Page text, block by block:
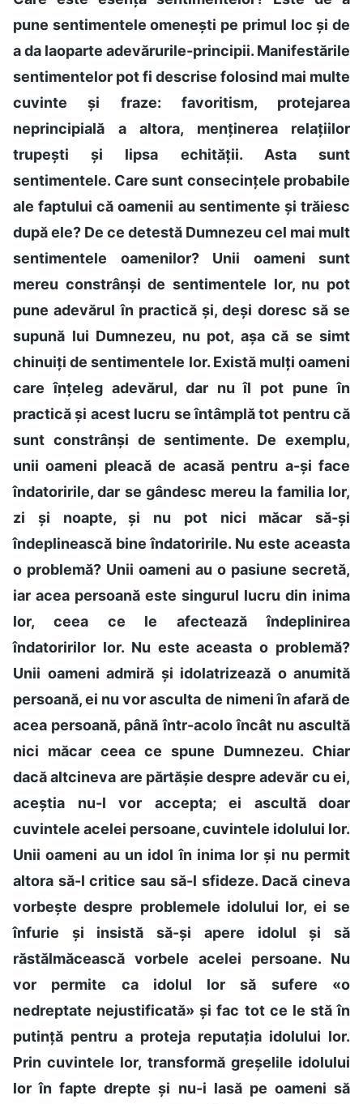
pune sentimentele omenești pe primul loc și de
a da laoparte adevărurile-principii. Manifestările
sentimentelor pot fi descrise folosind mai multe
cuvinte și fraze: favoritism, protejarea
neprincipială a altora, menținerea relațiilor
trupești și lipsa echității. Asta sunt
sentimentele. Care sunt consecințele probabile
ale faptului că oamenii au sentimente și trăiesc
după ele? De ce detestă Dumnezeu cel mai mult
sentimentele oamenilor? Unii oameni sunt
mereu constrânși de sentimentele lor, nu pot
pune adevărul în practică și, deși doresc să se
supună lui Dumnezeu, nu pot, așa că se simt
chinuiți de sentimentele lor. Există mulți oameni
care înțeleg adevărul, dar nu îl pot pune în
practică și acest lucru se întâmplă tot pentru că
sunt constrânși de sentimente. De exemplu,
unii oameni pleacă de acasă pentru a-și face
îndatoririle, dar se gândesc mereu la familia lor,
zi și noapte, și nu pot nici măcar să-și
îndeplinească bine îndatoririle. Nu este aceasta
o problemă? Unii oameni au o pasiune secretă,
iar acea persoană este singurul lucru din inima
lor, ceea ce le afectează îndeplinirea
îndatoririlor lor. Nu este aceasta o problemă?
Unii oameni admiră și idolatrizează o anumită
persoană, ei nu vor asculta de nimeni în afară de
acea persoană, până într-acolo încât nu ascultă
nici măcar ceea ce spune Dumnezeu. Chiar
dacă altcineva are părtășie despre adevăr cu ei,
aceștia nu-l vor accepta; ei ascultă doar
cuvintele acelei persoane, cuvintele idolului lor.
Unii oameni au un idol în inima lor și nu permit
altora să-l critice sau să-l sfideze. Dacă cineva
vorbește despre problemele idolului lor, ei se
înfurie și insistă să-și apere idolul și să
răstălmăcească vorbele acelei persoane. Nu
vor permite ca idolul lor să sufere «o
nedreptate nejustificată» și fac tot ce le stă în
putință pentru a proteja reputația idolului lor.
Prin cuvintele lor, transformă greșelile idolului
lor în fapte drepte și nu-i lasă pe oameni să